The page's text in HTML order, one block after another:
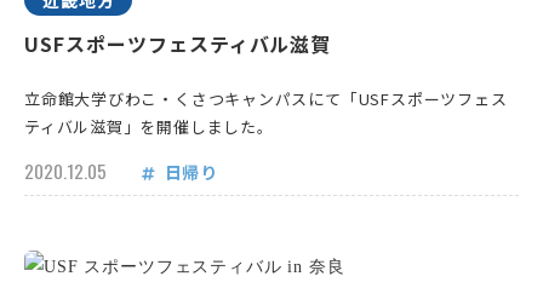
USFスポーツフェスティバル滋賀
立命館大学びわこ・くさつキャンパスにて「USFスポーツフェス
ティバル滋賀」を開催しました。
2020.12.05 日帰り